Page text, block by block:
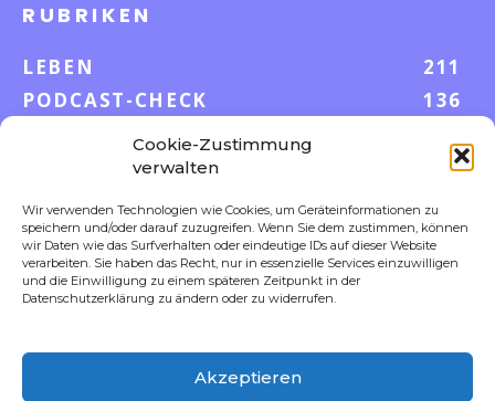
Cookie-Zustimmung
verwalten
Wir verwenden Technologien wie Cookies, um Geräteinformationen zu
speichern und/oder darauf zuzugreifen. Wenn Sie dem zustimmen, können
wir Daten wie das Surfverhalten oder eindeutige IDs auf dieser Website
verarbeiten. Sie haben das Recht, nur in essenzielle Services einzuwilligen
und die Einwilligung zu einem späteren Zeitpunkt in der
Datenschutzerklärung zu ändern oder zu widerrufen.
Akzeptieren
RUBRIKEN
LEBEN
211
PODCAST-CHECK
136
GELD & KARRIERE
42
AUF UND DAVON
S-POOL VORTEILE
35
DIGITALE WELT
23
FOKUS